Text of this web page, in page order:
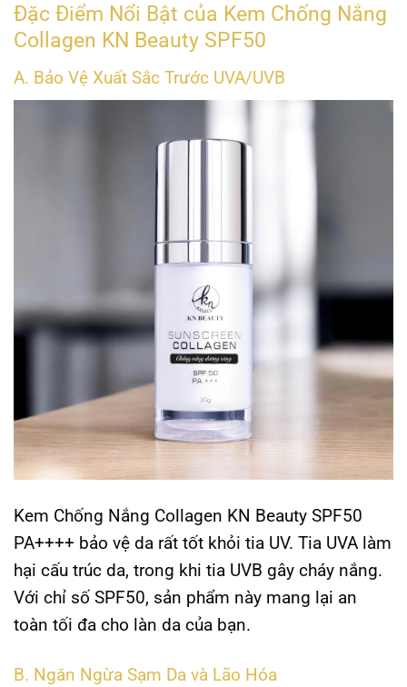
Đặc Điểm Nổi Bật của Kem Chống Nắng
Collagen KN Beauty SPF50
A. Bảo Vệ Xuất Sắc Trước UVA/UVB
Kem Chống Nắng Collagen KN Beauty SPF50
PA++++ bảo vệ da rất tốt khỏi tia UV. Tia UVA làm
hại cấu trúc da, trong khi tia UVB gây cháy nắng.
Với chỉ số SPF50, sản phẩm này mang lại an
toàn tối đa cho làn da của bạn.
B. Ngăn Ngừa Sạm Da và Lão Hóa